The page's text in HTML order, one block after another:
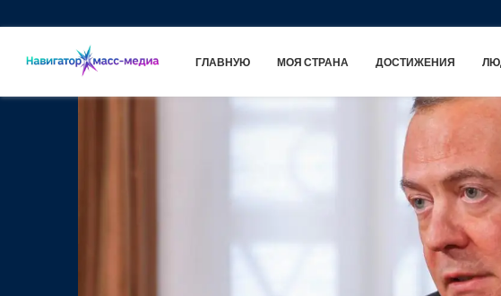
ГЛАВНУЮ МОЯ СТРАНА ДОСТИЖЕНИЯ